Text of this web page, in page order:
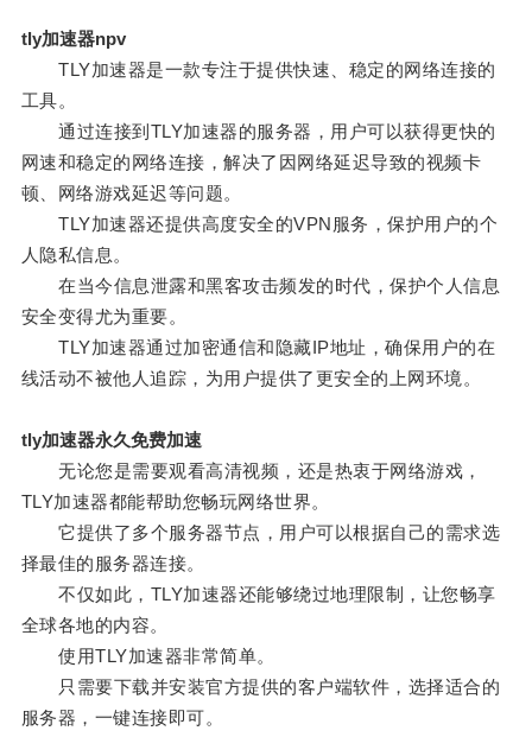
tly加速器npv
TLY加速器是一款专注于提供快速、稳定的网络连接的
工具。
通过连接到TLY加速器的服务器，用户可以获得更快的
网速和稳定的网络连接，解决了因网络延迟导致的视频卡
顿、网络游戏延迟等问题。
TLY加速器还提供高度安全的VPN服务，保护用户的个
人隐私信息。
在当今信息泄露和黑客攻击频发的时代，保护个人信息
安全变得尤为重要。
TLY加速器通过加密通信和隐藏IP地址，确保用户的在
线活动不被他人追踪，为用户提供了更安全的上网环境。
tly加速器永久免费加速
无论您是需要观看高清视频，还是热衷于网络游戏，
TLY加速器都能帮助您畅玩网络世界。
它提供了多个服务器节点，用户可以根据自己的需求选
择最佳的服务器连接。
不仅如此，TLY加速器还能够绕过地理限制，让您畅享
全球各地的内容。
使用TLY加速器非常简单。
只需要下载并安装官方提供的客户端软件，选择适合的
服务器，一键连接即可。